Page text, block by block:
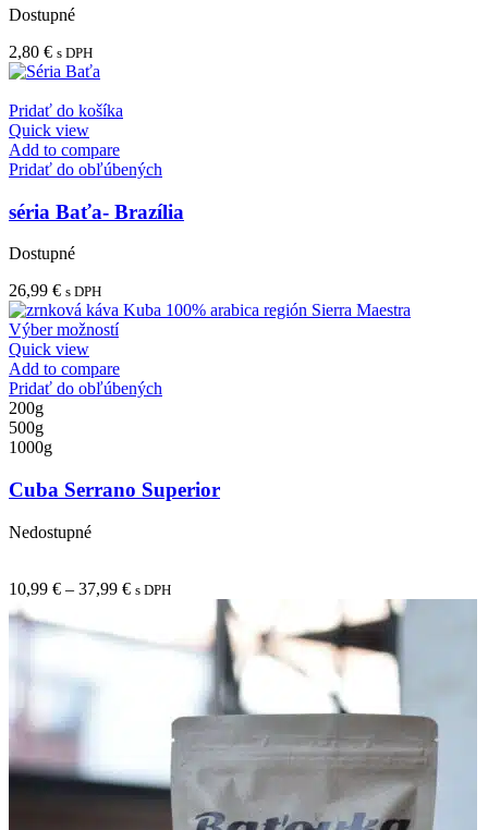
Dostupné
2,80 € s DPH
Pridať do košíka
Quick view
Add to compare
Pridať do obľúbených
séria Baťa- Brazília
Dostupné
26,99 € s DPH
Výber možnostíTento
má
viacero
vybrať
na
Quick view
Add to compare
Pridať do obľúbených
200g
500g
1000g
Cuba Serrano Superior
Nedostupné
10,99 € – 37,99 €Price
through
s DPH